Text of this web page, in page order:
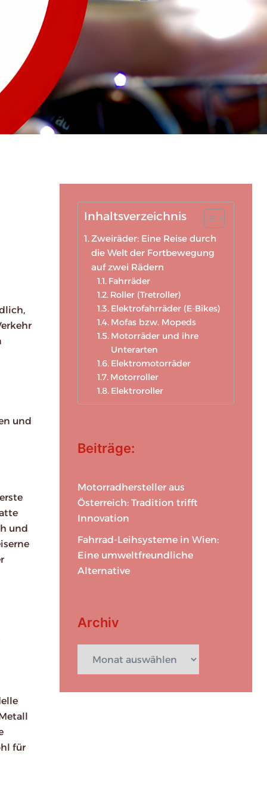
und
und
für
Inhaltsverzeichnis
Zweiräder: Eine Reise durch
die Welt der Fortbewegung
auf zwei Rädern
Fahrräder
Roller (Tretroller)
Elektrofahrräder (E-Bikes)
Mofas bzw. Mopeds
Motorräder und ihre
Unterarten
Elektromotorräder
Motorroller
Elektroroller
Beiträge:
Motorradhersteller aus
Österreich: Tradition trifft
Innovation
Fahrrad-Leihsysteme in Wien:
Eine umweltfreundliche
Alternative
Archiv